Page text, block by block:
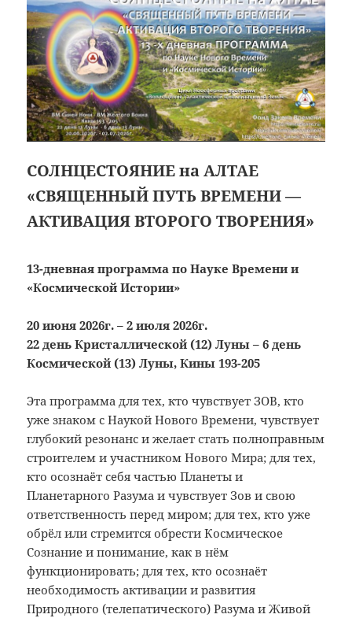
СОЛНЦЕСТОЯНИЕ на АЛТАЕ
«СВЯЩЕННЫЙ ПУТЬ ВРЕМЕНИ —
АКТИВАЦИЯ ВТОРОГО ТВОРЕНИЯ»
13-дневная программа по Науке Времени и
«Космической Истории»
20 июня 2026г. – 2 июля 2026г.
22 день Кристаллической (12) Луны – 6 день
Космической (13) Луны, Кины 193-205
Эта программа для тех, кто чувствует ЗОВ, кто
уже знаком с Наукой Нового Времени, чувствует
глубокий резонанс и желает стать полноправным
строителем и участником Нового Мира; для тех,
кто осознаёт себя частью Планеты и
Планетарного Разума и чувствует Зов и свою
ответственность перед миром; для тех, кто уже
обрёл или стремится обрести Космическое
Сознание и понимание, как в нём
функционировать; для тех, кто осознаёт
необходимость активации и развития
Природного (телепатического) Разума и Живой